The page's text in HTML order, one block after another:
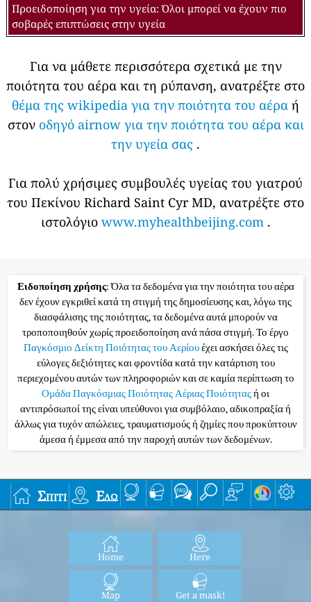
Προειδοποίηση για την υγεία: Όλοι μπορεί να έχουν πιο
σοβαρές επιπτώσεις στην υγεία
Για να μάθετε περισσότερα σχετικά με την
ποιότητα του αέρα και τη ρύπανση, ανατρέξτε στο
θέμα της wikipedia για την ποιότητα του αέρα ή
στον οδηγό airnow για την ποιότητα του αέρα και
την υγεία σας .
Για πολύ χρήσιμες συμβουλές υγείας του γιατρού
του Πεκίνου Richard Saint Cyr MD, ανατρέξτε στο
ιστολόγιο www.myhealthbeijing.com.
Ειδοποίηση χρήσης: Όλα τα δεδομένα για την ποιότητα του αέρα
δεν έχουν εγκριθεί κατά τη στιγμή της δημοσίευσης και, λόγω της
διασφάλισης της ποιότητας, τα δεδομένα αυτά μπορούν να
τροποποιηθούν χωρίς προειδοποίηση ανά πάσα στιγμή. Το έργο
Παγκόσμιο Δείκτη Ποιότητας του Αερίουέχει ασκήσει όλες τις
εύλογες δεξιότητες και φροντίδα κατά την κατάρτιση του
περιεχομένου αυτών των πληροφοριών και σε καμία περίπτωση το
Ομάδα Παγκόσμιας Ποιότητας Αέριας Ποιότηταςή οι
αντιπρόσωποί της είναι υπεύθυνοι για συμβόλαιο, αδικοπραξία ή
άλλως για τυχόν απώλειες, τραυματισμούς ή ζημίες που προκύπτουν
άμεσα ή έμμεσα από την παροχή αυτών των δεδομένων.
Σπίτι Εδώ
Home Here
Map Get a mask!